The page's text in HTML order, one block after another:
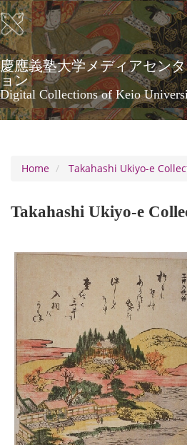
Skip
to
main
content
慶應義塾大学メディアセン
ョン
Digital Collections of Keio
Home
Takahashi Ukiyo-e
Takahashi Ukiyo-e